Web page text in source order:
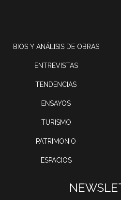
BIOS Y ANÁLISIS DE OBRAS
ENTREVISTAS
TENDENCIAS
ENSAYOS
TURISMO
PATRIMONIO
ESPACIOS